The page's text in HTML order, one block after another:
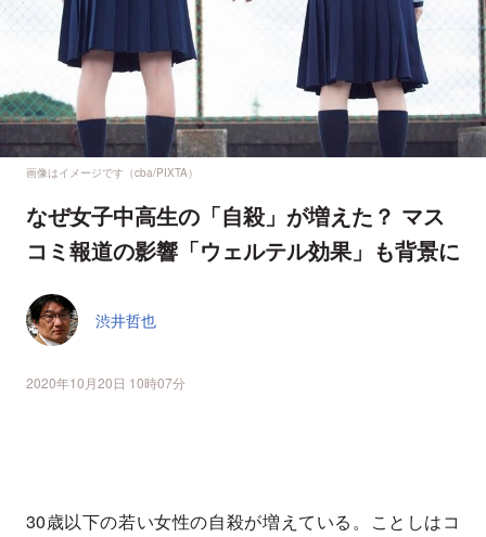
画像はイメージです（cba/PIXTA）
なぜ女子中高生の「自殺」が増えた？ マス
コミ報道の影響「ウェルテル効果」も背景に
渋井哲也
2020年10月20日 10時07分
30歳以下の若い女性の自殺が増えている。ことしはコ